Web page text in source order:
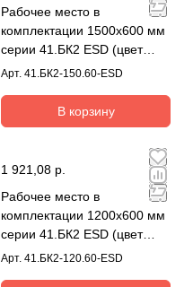
Рабочее место в
комплектации 1500х600 мм
серии 41.БК2 ESD (цвет
RAL7035)
Арт. 41.БК2-150.60-ESD
В корзину
1 921,08 р.
Рабочее место в
комплектации 1200х600 мм
серии 41.БК2 ESD (цвет
RAL7035)
Арт. 41.БК2-120.60-ESD